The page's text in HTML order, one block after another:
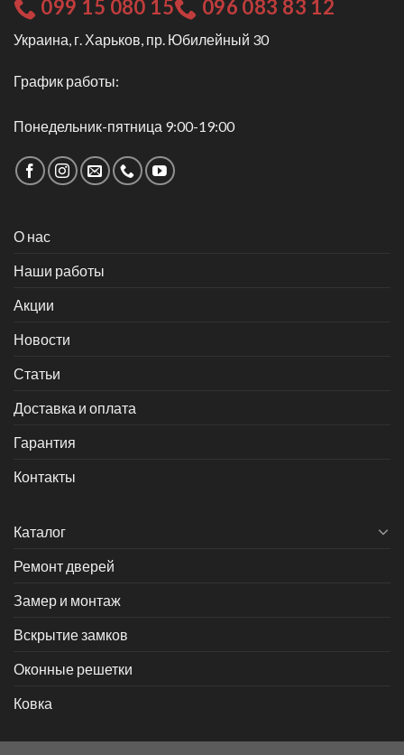
099 15 080 15 096 083 83 12
Украина, г. Харьков, пр. Юбилейный 30
График работы:
Понедельник-пятница 9:00-19:00
О нас
Наши работы
Акции
Новости
Статьи
Доставка и оплата
Гарантия
Контакты
Каталог
Ремонт дверей
Замер и монтаж
Вскрытие замков
Оконные решетки
Ковка